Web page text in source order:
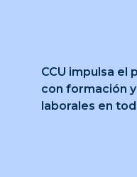
CCU impulsa el
con formación
laborales en